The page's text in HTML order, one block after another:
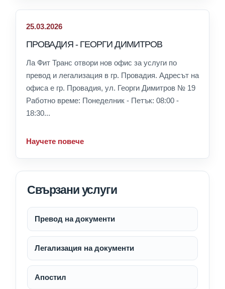
25.03.2026
ПРОВАДИЯ - ГЕОРГИ ДИМИТРОВ
Ла Фит Транс отвори нов офис за услуги по
превод и легализация в гр. Провадия. Адресът на
офиса е гр. Провадия, ул. Георги Димитров № 19
Работно време: Понеделник - Петък: 08:00 -
18:30...
Научете повече
Свързани услуги
Превод на документи
Легализация на документи
Апостил